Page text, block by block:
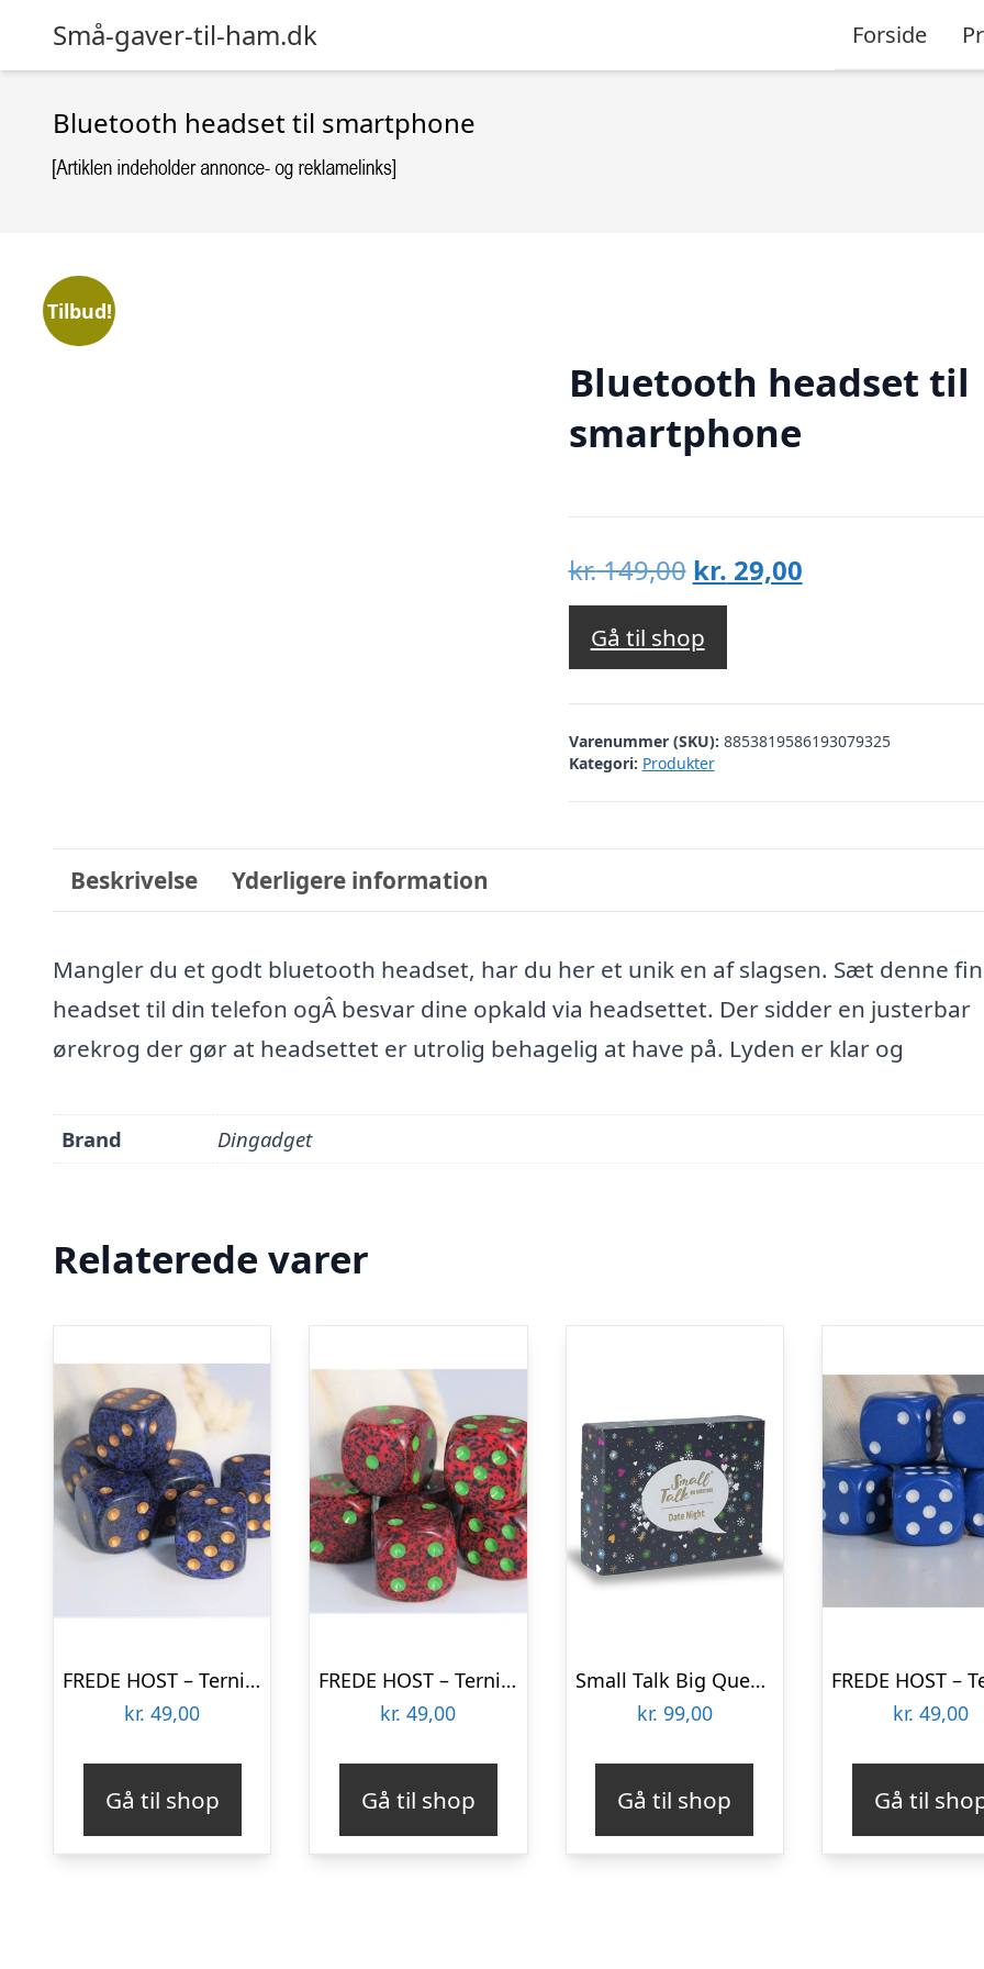
Små-gaver-til-ham.dk Forside
Bluetooth headset til smartphone
Tilbud!
Bluetooth headset til
smartphone
kr.149,00 Den
oprindelige
pris
var:
kr. 149,00.
kr. 29,00Den
kr. 29,00.
Gå til shop
Varenummer (SKU): 8853819586193079325
Kategori: Produkter
Beskrivelse Yderligere information
Mangler du et godt bluetooth headset, har du her et unik en af slagsen. Sæt denne
headset til din telefon ogÂ besvar dine opkald via headsettet. Der sidder en justerbar
ørekrog der gør at headsettet er utrolig behagelig at have på. Lyden er klar og
Brand Dingadget
Relaterede varer
FREDE HOST – Terninger – Golden Cobolt
kr. 49,00
Gå til shop
FREDE HOST – Terninger – Strawberry
kr. 49,00
Gå til shop
Small Talk Big Questions – Date Night
kr. 99,00
Gå til shop
kr. 49,00
Gå til